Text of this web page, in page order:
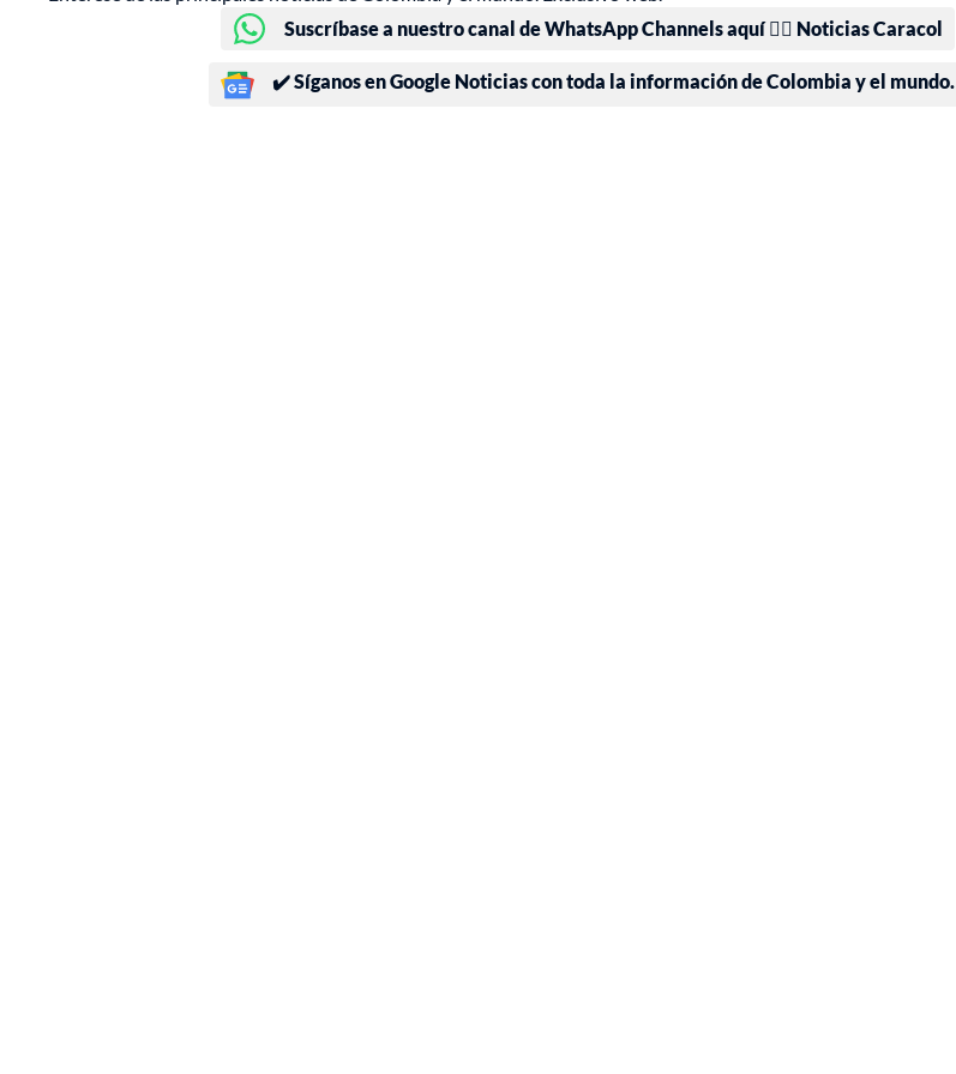
Suscríbase a nuestro canal de WhatsApp Channels aquí 👉🏻 Noticias Caracol
✔️ Síganos en Google Noticias con toda la información de Colombia y el mundo.